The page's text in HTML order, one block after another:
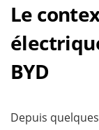
Le
BYD
Depuis